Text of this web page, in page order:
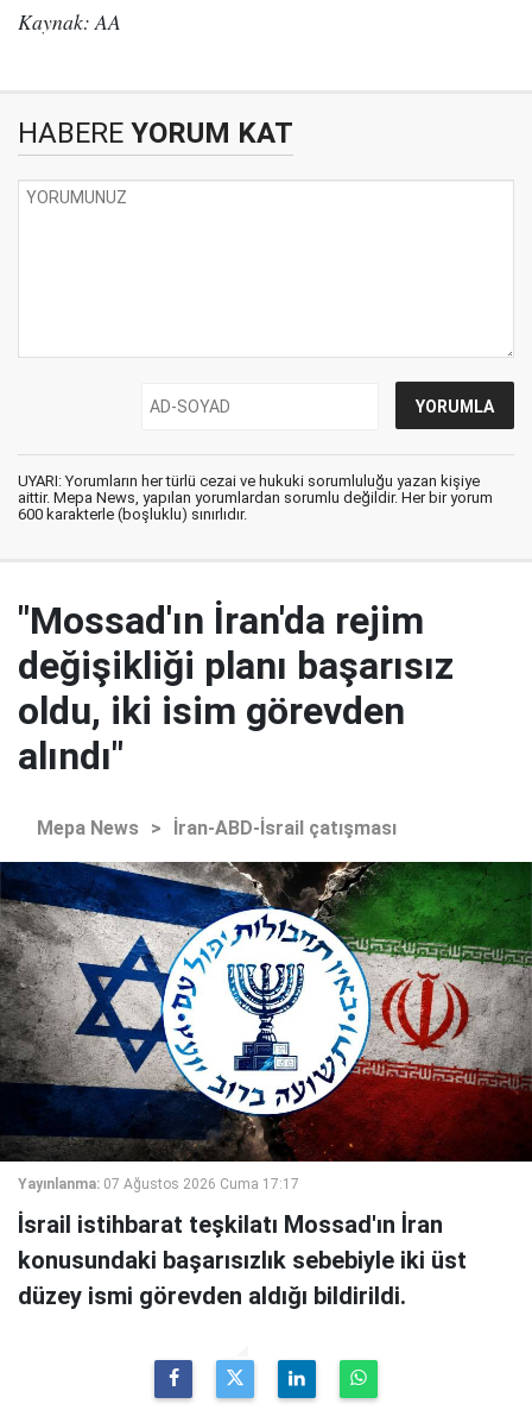
Kaynak: AA
HABERE YORUM KAT
UYARI: Yorumların her türlü cezai ve hukuki sorumluluğu yazan kişiye
aittir. Mepa News, yapılan yorumlardan sorumlu değildir. Her bir yorum
600 karakterle (boşluklu) sınırlıdır.
"Mossad'ın İran'da rejim
değişikliği planı başarısız
oldu, iki isim görevden
alındı"
Mepa News > İran-ABD-İsrail çatışması
Yayınlanma: 07 Ağustos 2026 Cuma 17:17
İsrail istihbarat teşkilatı Mossad'ın İran
konusundaki başarısızlık sebebiyle iki üst
düzey ismi görevden aldığı bildirildi.